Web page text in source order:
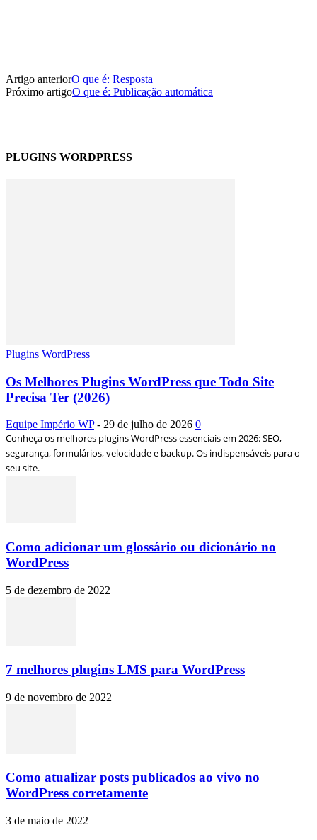
Artigo anteriorO que é: Resposta
Próximo artigoO que é: Publicação automática
PLUGINS WORDPRESS
Plugins WordPress
Os Melhores Plugins WordPress que Todo Site
Precisa Ter (2026)
Equipe Império WP - 29 de julho de 2026 0
Conheça os melhores plugins WordPress essenciais em 2026: SEO,
segurança, formulários, velocidade e backup. Os indispensáveis para o
seu site.
Como adicionar um glossário ou dicionário no
WordPress
5 de dezembro de 2022
7 melhores plugins LMS para WordPress
9 de novembro de 2022
Como atualizar posts publicados ao vivo no
WordPress corretamente
3 de maio de 2022